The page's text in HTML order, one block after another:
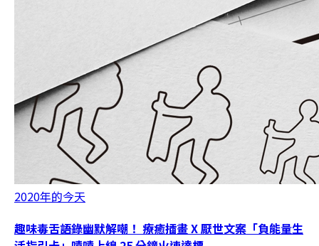
2020年的今天
趣味毒舌語錄幽默解嘲！ 療癒插畫 X 厭世文案「負能量生